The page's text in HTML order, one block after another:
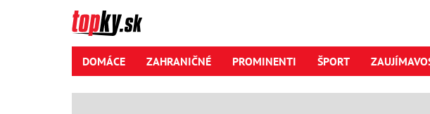
DOMÁCE ZAHRANIČNÉ PROMINENTI ŠPORT